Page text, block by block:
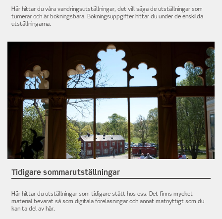
Här hittar du våra vandringsutställningar, det vill säga de utställningar som
turnerar och är bokningsbara. Bokningsuppgifter hittar du under de enskilda
utställningarna.
Tidigare sommarutställningar
Här hittar du utställningar som tidigare stått hos oss. Det finns mycket
material bevarat så som digitala föreläsningar och annat matnyttigt som du
kan ta del av här.